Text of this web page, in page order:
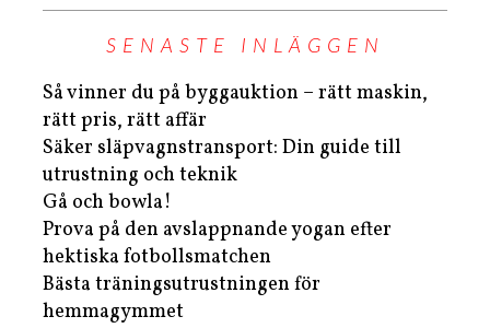
SENASTE INLÄGGEN
Så vinner du på byggauktion – rätt maskin,
rätt pris, rätt affär
Säker släpvagnstransport: Din guide till
utrustning och teknik
Gå och bowla!
Prova på den avslappnande yogan efter
hektiska fotbollsmatchen
Bästa träningsutrustningen för
hemmagymmet